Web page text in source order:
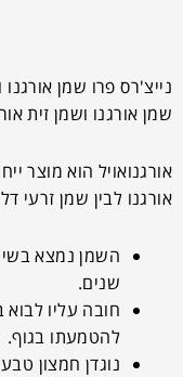
נייצ'רס פרו שמן
שמן אורגנו ושמן זית
אורגנואויל הוא מוצר
אורגנו לבין שמן זרעי
השמן נמצא
שנים.
חובה עליו
להטמעתו בגוף.
נוגדן חמצון